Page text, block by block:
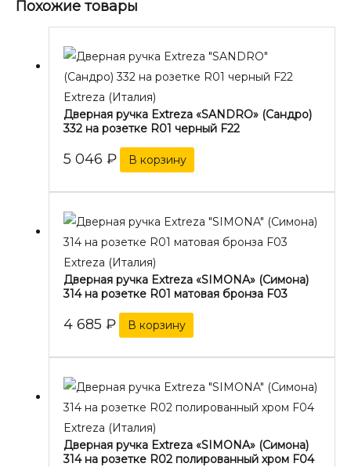
Похожие товары
Extreza (Италия)
Дверная ручка Extreza «SANDRO» (Сандро)
332 на розетке R01 черный F22
5 046 ₽ В корзину
Extreza (Италия)
Дверная ручка Extreza «SIMONA» (Симона)
314 на розетке R01 матовая бронза F03
4 685 ₽ В корзину
Extreza (Италия)
Дверная ручка Extreza «SIMONA» (Симона)
314 на розетке R02 полированный хром F04